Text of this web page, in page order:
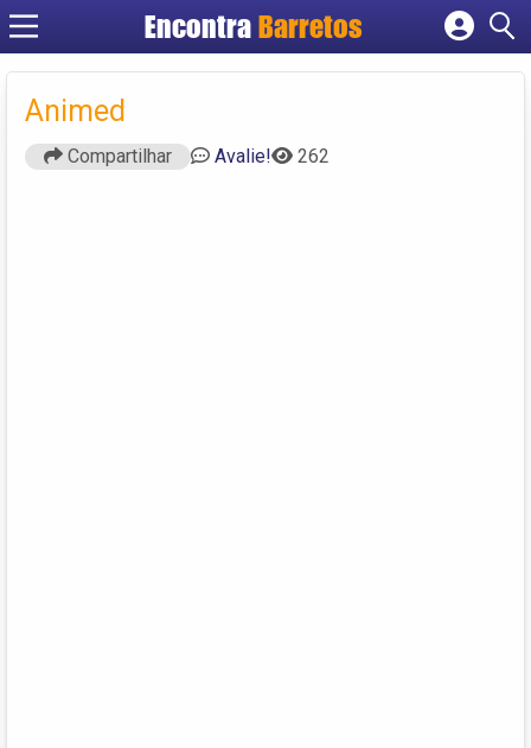
Encontra Barretos
Cadastrar empresa
Animed
Compartilhar Avalie! 262